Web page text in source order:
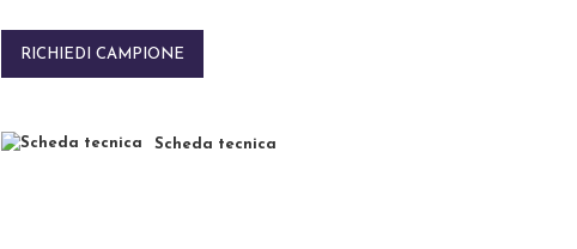
RICHIEDI CAMPIONE
Scheda tecnica